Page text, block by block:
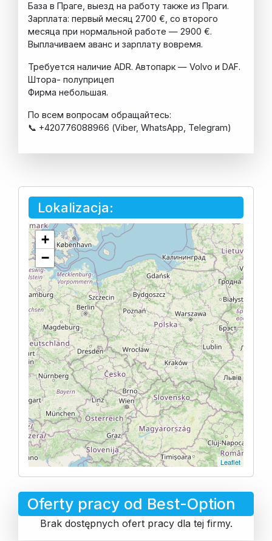
База в Праге, выезд на работу также из Праги.
Зарплата: первый месяц 2700 €, со второго
месяца при нормальной работе — 2900 €.
Выплачиваем аванс и зарплату вовремя.
Требуется наличие ADR. Автопарк — Volvo и DAF.
Штора- полуприцеп
Фирма небольшая.
По всем вопросам обращайтесь:
📞 +420776088966 (Viber, WhatsApp, Telegram)
Lokalizacja:
+
−
Leaflet
Oferty pracy od Best-Option
Brak dostępnych ofert pracy dla tej firmy.